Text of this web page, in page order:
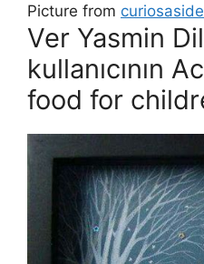
Picture from
Ver Yasmin
kullanıcının
food for